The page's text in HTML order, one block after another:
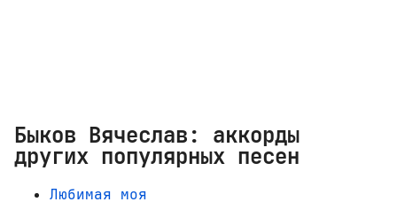
Быков Вячеслав: аккорды
других популярных песен
Любимая моя